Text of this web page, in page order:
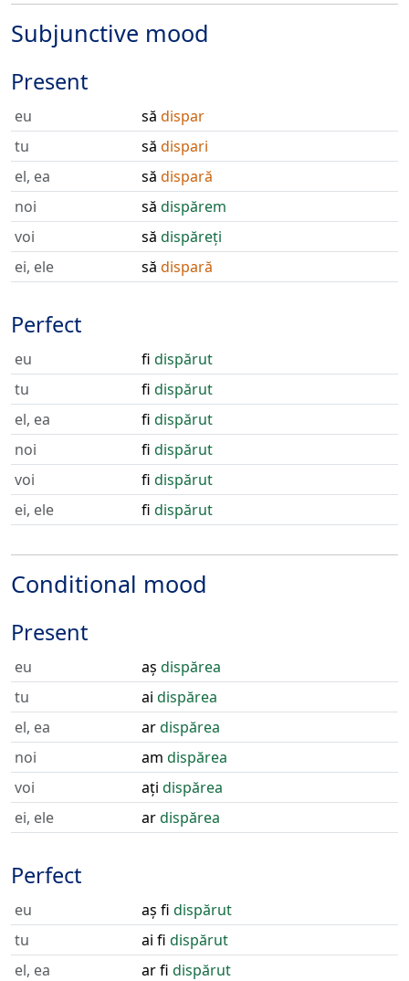
Subjunctive mood
Present
eu să dispar
tu
să dispari
el, ea
să dispară
noi
să dispărem
voi
să dispăreți
ei, ele
să dispară
Perfect
eu fi dispărut
tu
fi dispărut
el, ea
fi dispărut
noi
fi dispărut
voi
fi dispărut
ei, ele
fi dispărut
Conditional mood
Present
eu aș dispărea
tu
ai dispărea
el, ea
ardispărea
noi
am dispărea
voi
ați dispărea
ei, ele
ardispărea
Perfect
eu aș fi dispărut
tu
ai fi dispărut
el, ea
ar fi dispărut